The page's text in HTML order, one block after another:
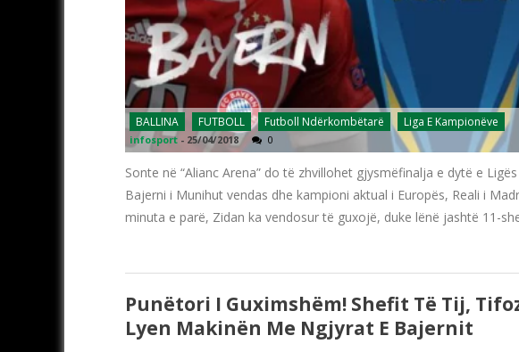
BALLINA FUTBOLL Futboll Ndërkombëtarë Liga E Kampionëve
infosport - 25/04/2018 0
Sonte në “Alianc Arena” do të zhvillohet gjysmëfinalja e dytë e
Bajerni i Munihut vendas dhe kampioni aktual i Europës, Reali i
minuta e parë, Zidan ka vendosur të guxojë, duke lënë jashtë 11-
Punëtori I Guximshëm! Shefit Të Tij,
Lyen Makinën Me Ngjyrat E Bajernit